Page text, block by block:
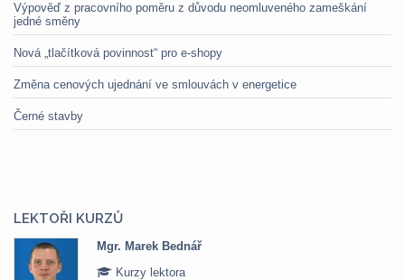
Výpověď z pracovního poměru z důvodu neomluveného zameškání
jedné směny
Nová „tlačítková povinnost“ pro e-shopy
Změna cenových ujednání ve smlouvách v energetice
Černé stavby
LEKTOŘI KURZŮ
Mgr. Marek Bednář
Kurzy lektora